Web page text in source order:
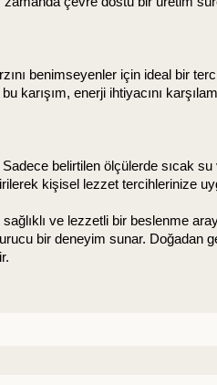
benimseyenler için ideal bir
enerji ihtiyacını
belirtilen ölçülerde sıcak
kişisel lezzet tercihlerinize
ve lezzetli bir beslenme
bir deneyim sunar. Doğadan